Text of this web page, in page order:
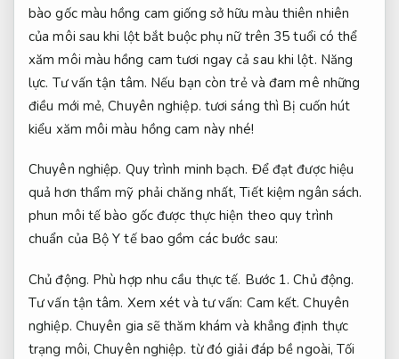
bào gốc màu hồng cam giống sở hữu màu thiên nhiên
của môi sau khi lột bắt buộc phụ nữ trên 35 tuổi có thể
xăm môi màu hồng cam tươi ngay cả sau khi lột. Năng
lực. Tư vấn tận tâm. Nếu bạn còn trẻ và đam mê những
điều mới mẻ,Chuyên nghiệp. tươi sáng thì Bị cuốn hút
kiểu xăm môi màu hồng cam này nhé!
Chuyên nghiệp. Quy trình minh bạch. Để đạt được hiệu
quả hơn thẩm mỹ phải chăng nhất,Tiết kiệm ngân sách.
phun môi tế bào gốc được thực hiện theo quy trình
chuẩn của Bộ Y tế bao gồm các bước sau:
Chủ động. Phù hợp nhu cầu thực tế. Bước 1.Chủ động.
Tư vấn tận tâm. Xem xét và tư vấn: Cam kết. Chuyên
nghiệp. Chuyên gia sẽ thăm khám và khẳng định thực
trạng môi,Chuyên nghiệp. từ đó giải đáp bề ngoài,Tối